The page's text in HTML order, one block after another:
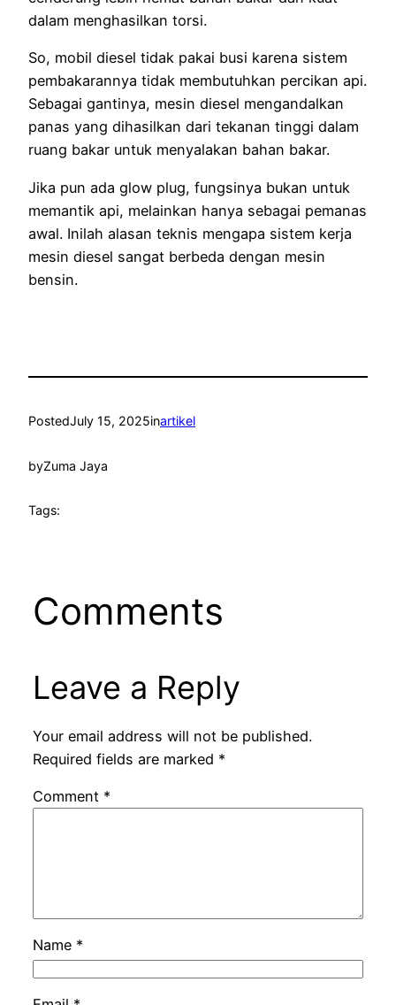
dalam menghasilkan torsi.
So, mobil diesel tidak pakai busi karena sistem
pembakarannya tidak membutuhkan percikan api.
Sebagai gantinya, mesin diesel mengandalkan
panas yang dihasilkan dari tekanan tinggi dalam
ruang bakar untuk menyalakan bahan bakar.
Jika pun ada glow plug, fungsinya bukan untuk
memantik api, melainkan hanya sebagai pemanas
awal. Inilah alasan teknis mengapa sistem kerja
mesin diesel sangat berbeda dengan mesin
bensin.
PostedJuly 15, 2025inartikel
byZuma Jaya
Tags:
Comments
Leave a Reply
Your email address will not be published.
Required fields are marked *
Comment *
Name *